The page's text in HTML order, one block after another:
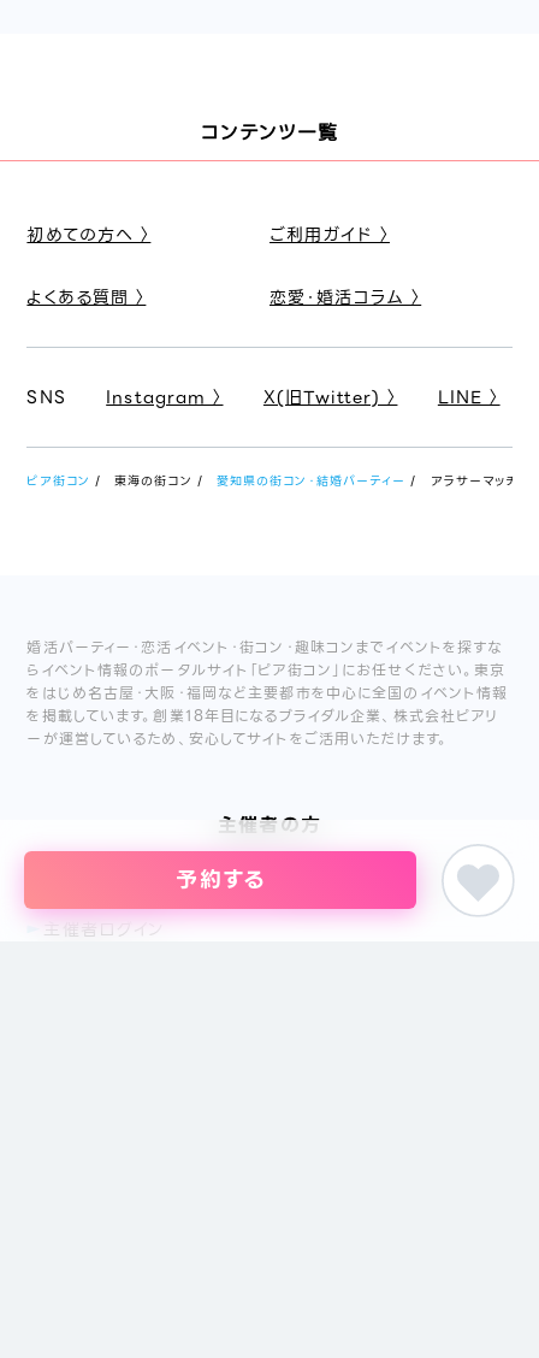
予約する
コンテンツ一覧
初めての方へ 〉 ご利用ガイド 〉
よくある質問 〉 恋愛・婚活コラム 〉
SNS Instagram 〉 X(旧Twitter) 〉 LINE 〉
ピア街コン 東海の街コン 愛知県の街コン・結婚パーティー アラサーマッチ
婚活パーティー・恋活イベント・街コン・趣味コンまでイベントを探すな
らイベント情報のポータルサイト「ピア街コン」にお任せください。東京
をはじめ名古屋・大阪・福岡など主要都市を中心に全国のイベント情報
を掲載しています。創業18年目になるブライダル企業、株式会社ピアリ
ーが運営しているため、安心してサイトをご活用いただけます。
主催者の方
イベントの掲載について
掲載のお問い合わせ
主催者ログイン